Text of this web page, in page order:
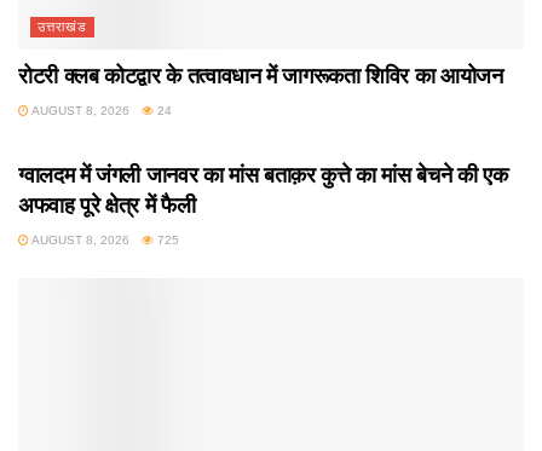
उत्तराखंड
रोटरी क्लब कोटद्वार के तत्वावधान में जागरूकता शिविर का आयोजन
AUGUST 8, 2026 24
ग्वालदम में जंगली जानवर का मांस बताक़र कुत्ते का मांस बेचने की एक
अफवाह पूरे क्षेत्र में फैली
AUGUST 8, 2026 725